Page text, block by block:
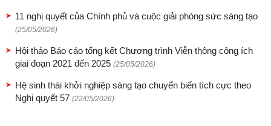
11 nghị quyết của Chính phủ và cuộc giải phóng sức sáng tạo
(25/05/2026)
Hội thảo Báo cáo tổng kết Chương trình Viễn thông công ích
giai đoạn 2021 đến 2025 (25/05/2026)
Hệ sinh thái khởi nghiệp sáng tạo chuyển biến tích cực theo
Nghị quyết 57 (22/05/2026)